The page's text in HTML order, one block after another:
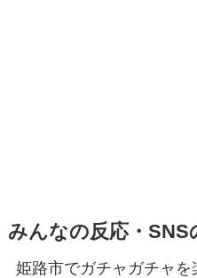
みんなの反応・SNS
姫路市でガチャガチャ